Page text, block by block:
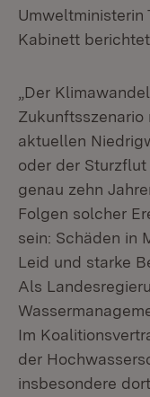
Umweltministerin
Kabinett berichtet.
„Der
Zukunftsszenario
aktuellen
oder der
genau zehn
Folgen solcher
sein: Schäden in
Leid und starke
Als
Im
der
insbesondere